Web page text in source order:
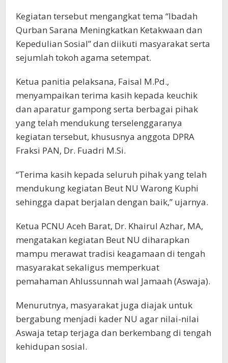
Kegiatan tersebut mengangkat tema “Ibadah
Qurban Sarana Meningkatkan Ketakwaan dan
Kepedulian Sosial” dan diikuti masyarakat serta
sejumlah tokoh agama setempat.
Ketua panitia pelaksana, Faisal M.Pd.,
menyampaikan terima kasih kepada keuchik
dan aparatur gampong serta berbagai pihak
yang telah mendukung terselenggaranya
kegiatan tersebut, khususnya anggota DPRA
Fraksi PAN, Dr. Fuadri M.Si.
“Terima kasih kepada seluruh pihak yang telah
mendukung kegiatan Beut NU Warong Kuphi
sehingga dapat berjalan dengan baik,” ujarnya.
Ketua PCNU Aceh Barat, Dr. Khairul Azhar, MA,
mengatakan kegiatan Beut NU diharapkan
mampu merawat tradisi keagamaan di tengah
masyarakat sekaligus memperkuat
pemahaman Ahlussunnah wal Jamaah (Aswaja).
Menurutnya, masyarakat juga diajak untuk
bergabung menjadi kader NU agar nilai-nilai
Aswaja tetap terjaga dan berkembang di tengah
kehidupan sosial.